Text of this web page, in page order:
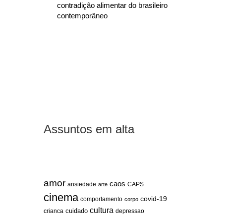
contradição alimentar do brasileiro
contemporâneo
Assuntos em alta
amor ansiedade arte caos CAPS
cinema comportamento corpo covid-19
crianca cuidado cultura depressao